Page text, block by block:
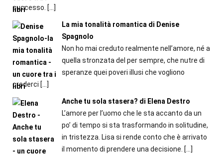
successo. […]
La mia tonalità romantica di Denise
Spagnolo
Non ho mai creduto realmente nell’amore, né a
quella stronzata del per sempre, che nutre di
speranze quei poveri illusi che vogliono
crederci […]
Anche tu sola stasera? di Elena Destro
L’amore per l’uomo che le sta accanto da un
po’ di tempo si sta trasformando in solitudine,
in tristezza. Lisa si rende conto che è arrivato
il momento di prendere una decisione. […]